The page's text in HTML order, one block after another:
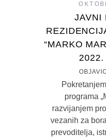
JAVNI
“MARKO
2022.
programa
razvijanjem
vezanih za
prevoditelja,